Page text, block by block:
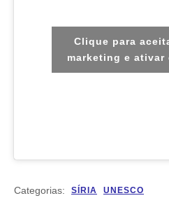
Clique para
marketing e ativar
Categorias: SÍRIA UNESCO